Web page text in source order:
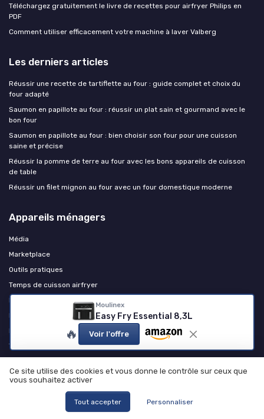
Moulinex
Easy Fry Essential 8,3L
🔥 Voir l'offre
Téléchargez gratuitement le livre de recettes pour airfryer Philips en
PDF
Comment utiliser efficacement votre machine à laver Valberg
Les derniers articles
Réussir une recette de tartiflette au four : guide complet et choix du
four adapté
Saumon en papillote au four : réussir un plat sain et gourmand avec le
bon four
Saumon en papillote au four : bien choisir son four pour une cuisson
saine et précise
Réussir la pomme de terre au four avec les bons appareils de cuisson
de table
Réussir un filet mignon au four avec un four domestique moderne
Appareils ménagers
Média
Marketplace
Outils pratiques
Temps de cuisson airfryer
Rejoindre le club
Kit média et RP
Data Room Électroménager
TOP 50 Électroménager
Ce site utilise des cookies et vous donne le contrôle sur ceux que
vous souhaitez activer
Tout accepter Personnaliser